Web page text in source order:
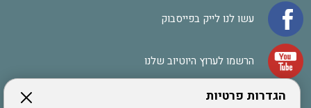
הגדרות פרטיות
עשו לנו לייק בפייסבוק
הרשמו לערוץ היוטיוב שלנו